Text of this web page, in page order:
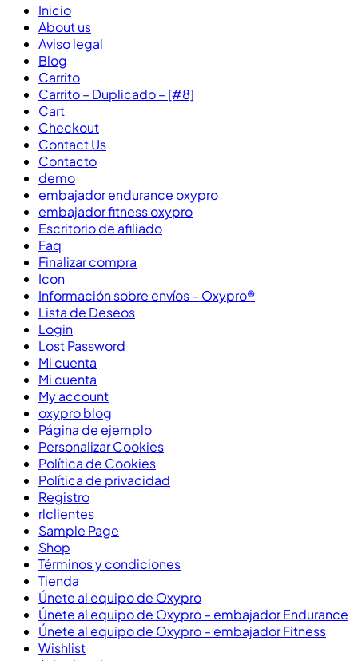
Inicio
About us
Aviso legal
Blog
Carrito
Carrito – Duplicado – [#8]
Cart
Checkout
Contact Us
Contacto
demo
embajador endurance oxypro
embajador fitness oxypro
Escritorio de afiliado
Faq
Finalizar compra
Icon
Información sobre envíos – Oxypro®
Lista de Deseos
Login
Lost Password
Mi cuenta
Mi cuenta
My account
oxypro blog
Página de ejemplo
Personalizar Cookies
Política de Cookies
Política de privacidad
Registro
rlclientes
Sample Page
Shop
Términos y condiciones
Tienda
Únete al equipo de Oxypro
Únete al equipo de Oxypro – embajador Endurance
Únete al equipo de Oxypro – embajador Fitness
Wishlist